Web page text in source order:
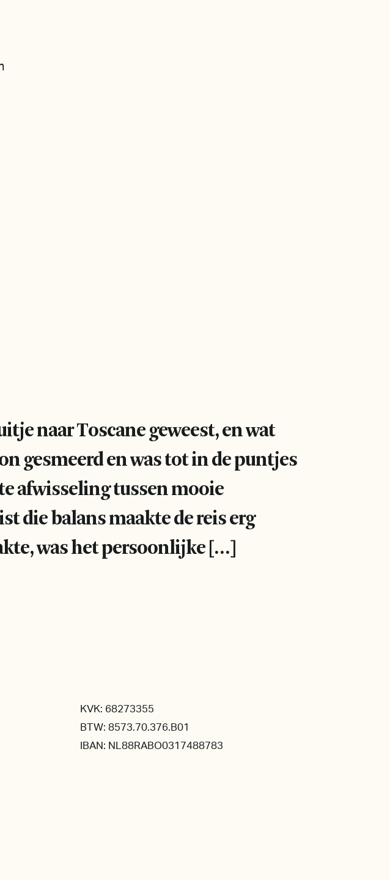
naar Toscane geweest, en wat
gesmeerd en was tot in de puntjes
afwisseling tussen mooie
die balans maakte de reis erg
was het persoonlijke […]
KVK: 68273355
BTW: 8573.70.376.B01
IBAN: NL88RABO0317488783